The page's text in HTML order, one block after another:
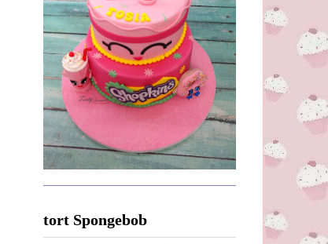
tort Spongebob